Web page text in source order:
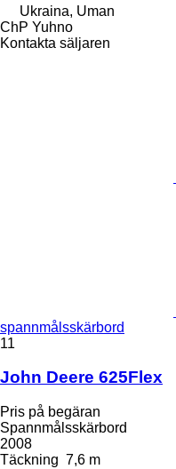
Ukraina, Uman
ChP Yuhno
Kontakta säljaren
spannmålsskärbord
11
John Deere 625Flex
Pris på begäran
Spannmålsskärbord
2008
Täckning 7,6 m